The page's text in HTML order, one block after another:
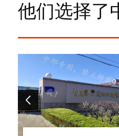
他们选择了
23 恭贺青岛XX
22
2022-02
恭贺青岛XX
25
2021-05
恭贺三河市